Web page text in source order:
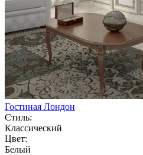
Гостиная Лондон
Стиль:
Классический
Цвет:
Белый